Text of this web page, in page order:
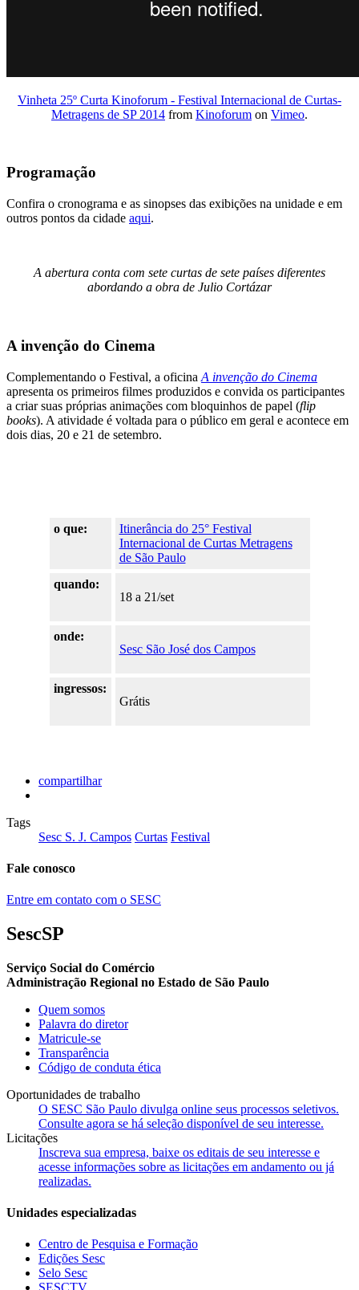
Vinheta 25º Curta Kinoforum - Festival Internacional de Curtas-
Metragens de SP 2014 from Kinoforum on Vimeo.
Programação
Confira o cronograma e as sinopses das exibições na unidade e em
outros pontos da cidade aqui.
A abertura conta com sete curtas de sete países diferentes
abordando a obra de Julio Cortázar
A invenção do Cinema
Complementando o Festival, a oficina A invenção do Cinema
apresenta os primeiros filmes produzidos e convida os participantes
a criar suas próprias animações com bloquinhos de papel (flip
books). A atividade é voltada para o público em geral e acontece em
dois dias, 20 e 21 de setembro.
o que:
Itinerância do 25° Festival
Internacional de Curtas Metragens
de São Paulo
quando:
18 a 21/set
onde:
Sesc São José dos Campos
ingressos:
Grátis
compartilhar
Tags
Sesc S. J. Campos Curtas Festival
Fale conosco
Entre em contato com o SESC
SescSP
Serviço Social do Comércio
Administração Regional no Estado de São Paulo
Quem somos
Palavra do diretor
Matricule-se
Transparência
Código de conduta ética
Oportunidades de trabalho
O SESC São Paulo divulga online seus processos seletivos.
Consulte agora se há seleção disponível de seu interesse.
Licitações
Inscreva sua empresa, baixe os editais de seu interesse e
acesse informações sobre as licitações em andamento ou já
realizadas.
Unidades especializadas
Centro de Pesquisa e Formação
Edições Sesc
Selo Sesc